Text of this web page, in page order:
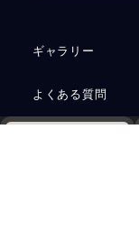
ギャラリー
よくある質問